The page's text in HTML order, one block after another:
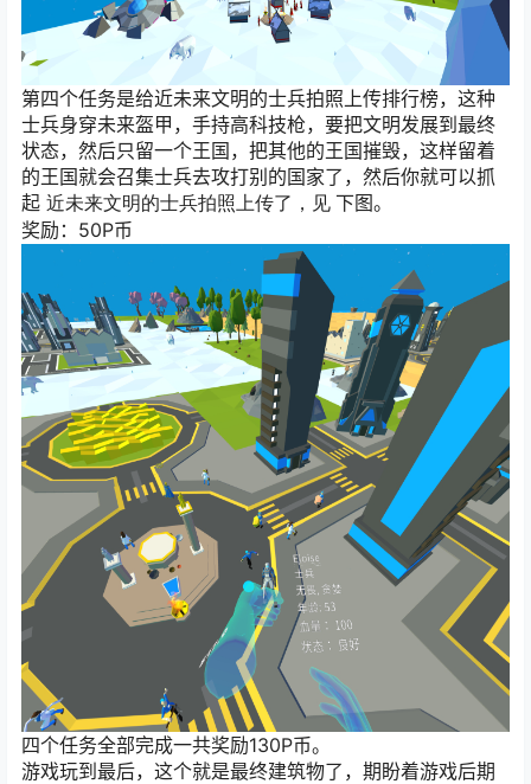
第四个任务是给近未来文明的士兵拍照上传排行榜，这种
士兵身穿未来盔甲，手持高科技枪，要把文明发展到最终
状态，然后只留一个王国，把其他的王国摧毁，这样留着
的王国就会召集士兵去攻打别的国家了，然后你就可以抓
起 近未来文明的士兵拍照上传了，见 下图。
奖励：50P币
四个任务全部完成一共奖励130P币。
游戏玩到最后，这个就是最终建筑物了，期盼着游戏后期